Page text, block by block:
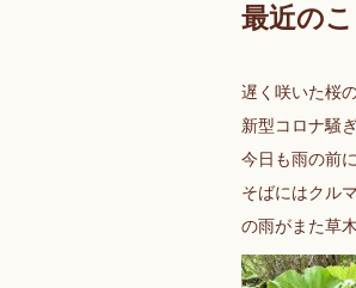
最近の
遅く咲いた桜
新型コロナ騒
今日も雨の前
そばにはクル
の雨がまた草